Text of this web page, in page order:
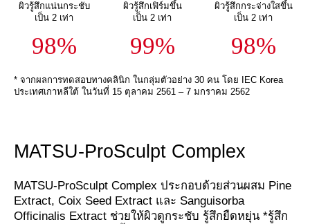
ผิวรู้สึกแน่นกระชับ
เป็น 2 เท่า
98%
ผิวรู้สึกเฟิร์มขึ้น
เป็น 2 เท่า
99%
ผิวรู้สึกกระจ่างใสขึ้น
เป็น 2 เท่า
98%
* จากผลการทดสอบทางคลินิก ในกลุ่มตัวอย่าง 30 คน โดย IEC Korea
ประเทศเกาหลีใต้ ในวันที่ 15 ตุลาคม 2561 – 7 มกราคม 2562
MATSU-ProSculpt Complex
MATSU-ProSculpt Complex ประกอบด้วยส่วนผสม Pine
Extract, Coix Seed Extract และ Sanguisorba
Officinalis Extract ช่วยให้ผิวดูกระชับ รู้สึกยืดหยุ่น *รู้สึก